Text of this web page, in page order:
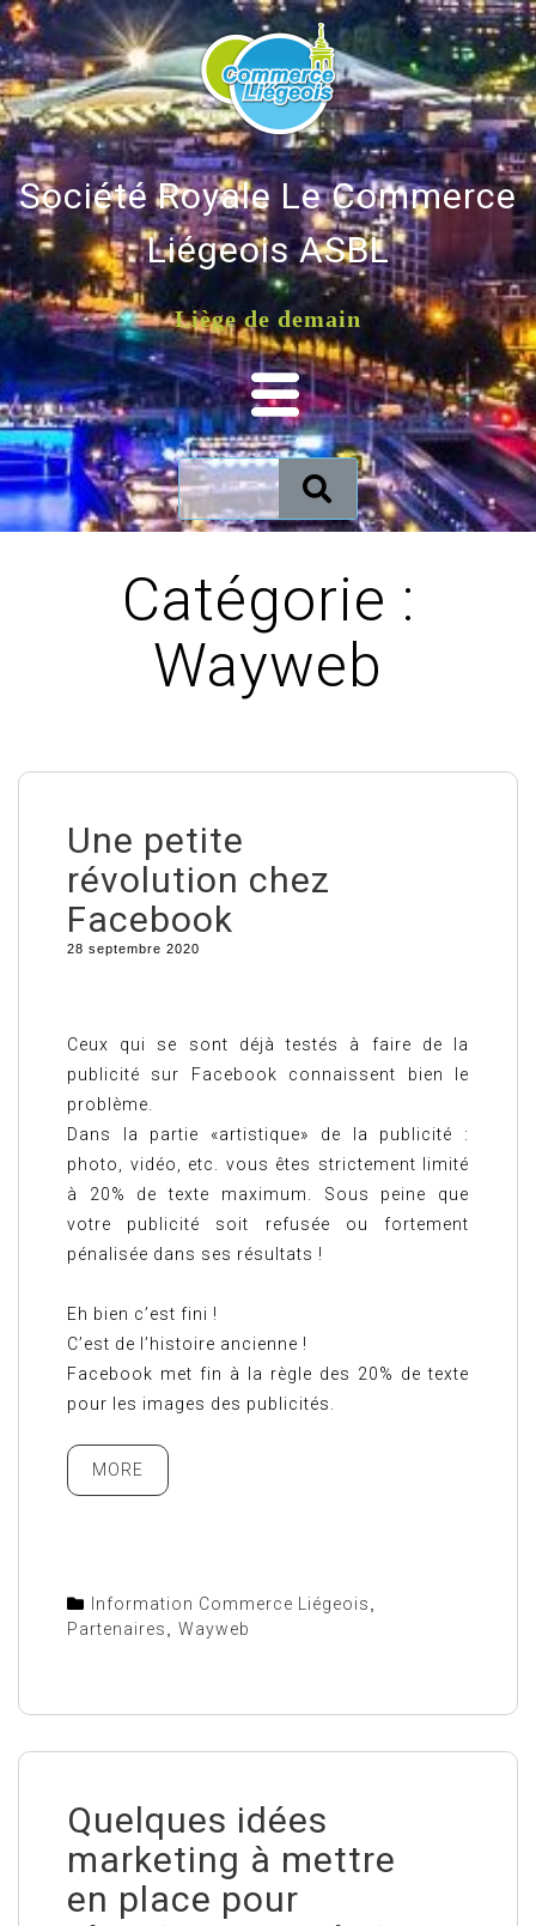
Société Royale Le Commerce
Liégeois ASBL
Liège de demain
Catégorie :
Wayweb
Une petite
révolution chez
Facebook
28 septembre 2020
Ceux qui se sont déjà testés à faire de la
publicité sur Facebook connaissent bien le
problème.
Dans la partie «artistique» de la publicité :
photo, vidéo, etc. vous êtes strictement limité
à 20% de texte maximum. Sous peine que
votre publicité soit refusée ou fortement
pénalisée dans ses résultats !
Eh bien c’est fini !
C’est de l’histoire ancienne !
Facebook met fin à la règle des 20% de texte
pour les images des publicités.
MORE
Information Commerce Liégeois
Partenaires
Wayweb
Quelques idées
marketing à mettre
en place pour